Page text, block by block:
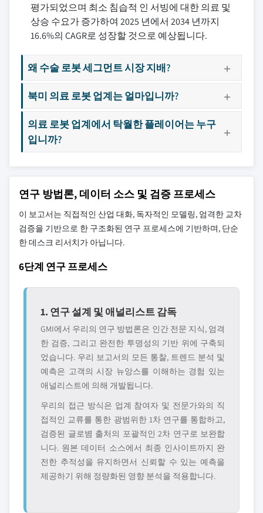
평가되었으며 최소 침습적 인 서빙에 대한 의료 및
상승 수요가 증가하여 2025 년에서 2034 년까지
16.6%의 CAGR로 성장할 것으로 예상됩니다.
왜 수술 로봇 세그먼트 시장 지배?
북미 의료 로봇 업계는 얼마입니까?
의료 로봇 업계에서 탁월한 플레이어는 누구
입니까?
연구 방법론, 데이터 소스 및 검증 프로세스
이 보고서는 직접적인 산업 대화, 독자적인 모델링, 엄격한 교차
검증을 기반으로 한 구조화된 연구 프로세스에 기반하며, 단순
한 데스크 리서치가 아닙니다.
6단계 연구 프로세스
1. 연구 설계 및 애널리스트 감독
GMI에서 우리의 연구 방법론은 인간 전문 지식, 엄격
한 검증, 그리고 완전한 투명성의 기반 위에 구축되
었습니다. 우리 보고서의 모든 통찰, 트렌드 분석 및
예측은 고객의 시장 뉴앙스를 이해하는 경험 있는
애널리스트에 의해 개발됩니다.
우리의 접근 방식은 업계 참여자 및 전문가와의 직
접적인 교류를 통한 광범위한 1차 연구를 통합하고,
검증된 글로볌 출처의 포괄적인 2차 연구로 보완합
니다. 원본 데이터 소스에서 최종 인사이트까지 완
전한 추적성을 유지하면서 신뢰할 수 있는 예측을
제공하기 위해 정량화된 영향 분석을 적용합니다.